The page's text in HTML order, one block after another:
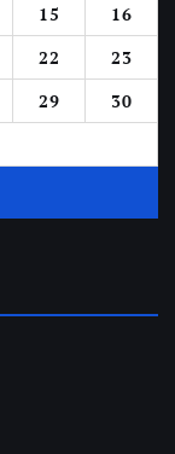
15
16
22
23
29
30